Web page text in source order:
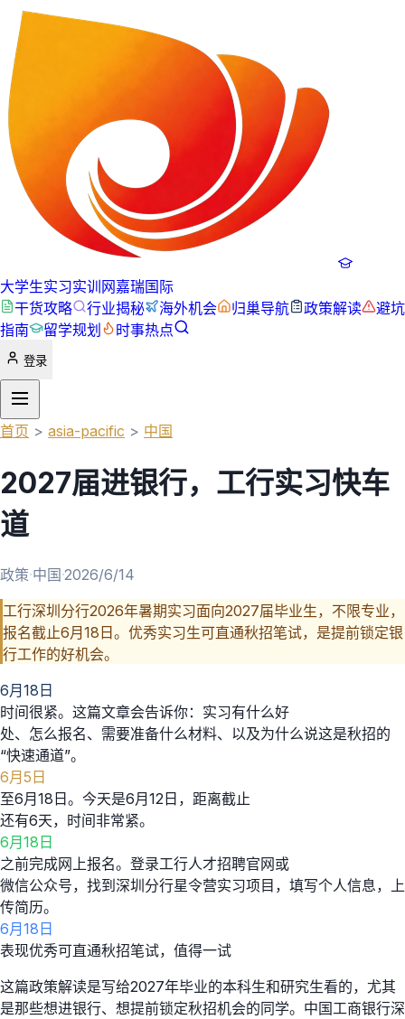
大学生实习实训网嘉瑞国际
干货攻略
行业揭秘 海外机会 归巢导航 政策解读
避坑
指南
留学规划 时事热点
登录
首页 > asia-pacific > 中国
2027届进银行，工行实习快车
道
政策·中国·2026/6/14
工行深圳分行2026年暑期实习面向2027届毕业生，不限专业，
报名截止6月18日。优秀实习生可直通秋招笔试，是提前锁定银
行工作的好机会。
6月18日
时间很紧。这篇文章会告诉你：实习有什么好
处、怎么报名、需要准备什么材料、以及为什么说这是秋招的
“快速通道”。
6月5日
至6月18日。今天是6月12日，距离截止
还有6天，时间非常紧。
6月18日
之前完成网上报名。登录工行人才招聘官网或
微信公众号，找到深圳分行星令营实习项目，填写个人信息，上
传简历。
6月18日
表现优秀可直通秋招笔试，值得一试
这篇政策解读是写给2027年毕业的本科生和研究生看的，尤其
是那些想进银行、想提前锁定秋招机会的同学。中国工商银行深